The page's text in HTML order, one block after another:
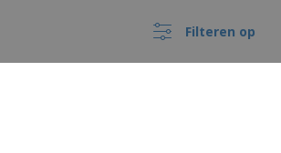
Filteren op
LANAI |